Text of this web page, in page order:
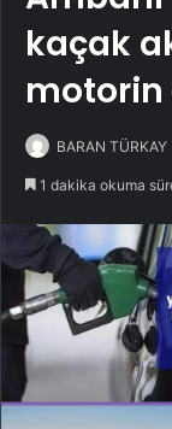
kaçak
motorin
BARAN TÜRKAY
1 dakika okuma